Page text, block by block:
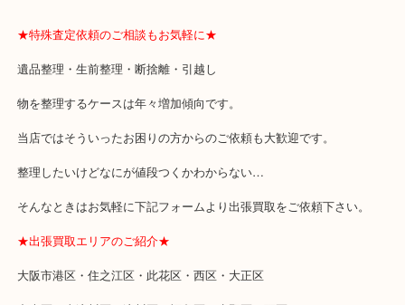
★ご来店での査定の流れ★
★特殊査定依頼のご相談もお気軽に★
遺品整理・生前整理・断捨離・引越し
物を整理するケースは年々増加傾向です。